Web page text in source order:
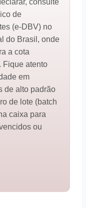
consulte
de
(e-DBV) no
do Brasil, onde
a cota
Fique atento
em
de alto padrão
de lote (batch
caixa para
ou